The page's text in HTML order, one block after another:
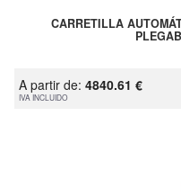
CARRETILLA
A partir de: 4840.61 €
IVA INCLUIDO